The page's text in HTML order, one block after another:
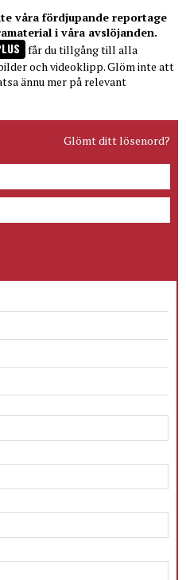
våra fördjupande reportage
i våra avslöjanden.
får du tillgång till alla
och videoklipp. Glöm inte att
ännu mer på relevant
Glömt ditt lösenord?